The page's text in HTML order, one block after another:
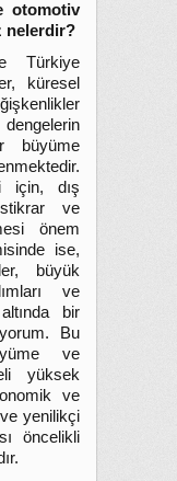
otomotiv
nelerdir?
Türkiye
küresel
büyüme
için, dış
ve
önem
ise,
büyük
ve
bir
Bu
ve
yüksek
ve
yenilikçi
öncelikli